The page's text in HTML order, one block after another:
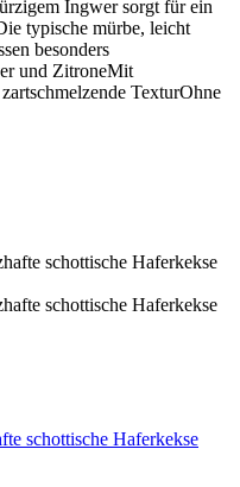
Ingwer sorgt für ein
typische mürbe, leicht
besonders
und ZitroneMit
TexturOhne
schottische Haferkekse